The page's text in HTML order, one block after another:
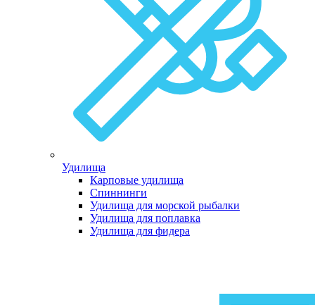
Удилища
Карповые удилища
Спиннинги
Удилища для морской рыбалки
Удилища для поплавка
Удилища для фидера